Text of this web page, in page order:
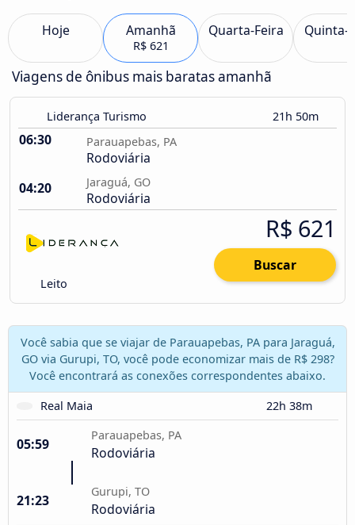
Hoje Amanhã
R$ 621
Quarta-Feira Quinta-
Viagens de ônibus mais baratas amanhã
Liderança Turismo 21h 50m
06:30 Parauapebas, PA
Rodoviária
04:20
Jaraguá, GO
Rodoviária
Leito
R$ 621
Buscar
Você sabia que se viajar de Parauapebas, PA para Jaraguá,
GO via Gurupi, TO, você pode economizar mais de R$ 298?
Você encontrará as conexões correspondentes abaixo.
Real Maia
22h 38m
05:59
Parauapebas, PA
Rodoviária
21:23
Gurupi, TO
Rodoviária